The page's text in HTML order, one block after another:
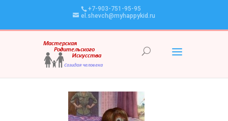
+7-903-751-95-95
el.shevch@myhappykid.ru